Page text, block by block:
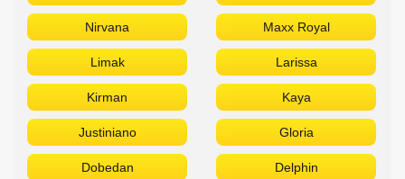
Nirvana Maxx Royal
Limak Larissa
Kirman Kaya
Justiniano Gloria
Dobedan Delphin